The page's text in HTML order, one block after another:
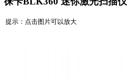
提示：点击图片可以放大